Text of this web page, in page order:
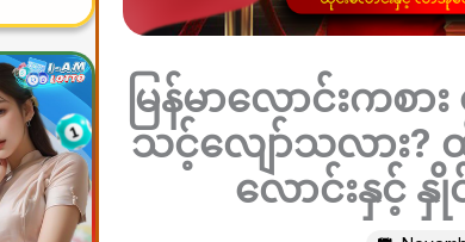
မြန်မာလောင်းကစာ
သင့်လျော်သလား?
လောင်းနှင့် နှို